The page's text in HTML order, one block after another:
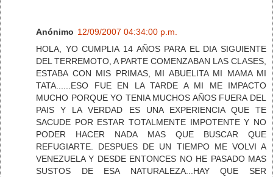
Anónimo 12/09/2007 04:34:00 p.m.
HOLA, YO CUMPLIA 14 AÑOS PARA EL DIA SIGUIENTE
DEL TERREMOTO, A PARTE COMENZABAN LAS CLASES,
ESTABA CON MIS PRIMAS, MI ABUELITA MI MAMA MI
TATA......ESO FUE EN LA TARDE A MI ME IMPACTO
MUCHO PORQUE YO TENIA MUCHOS AÑOS FUERA DEL
PAIS Y LA VERDAD ES UNA EXPERIENCIA QUE TE
SACUDE POR ESTAR TOTALMENTE IMPOTENTE Y NO
PODER HACER NADA MAS QUE BUSCAR QUE
REFUGIARTE. DESPUES DE UN TIEMPO ME VOLVI A
VENEZUELA Y DESDE ENTONCES NO HE PASADO MAS
SUSTOS DE ESA NATURALEZA...HAY QUE SER